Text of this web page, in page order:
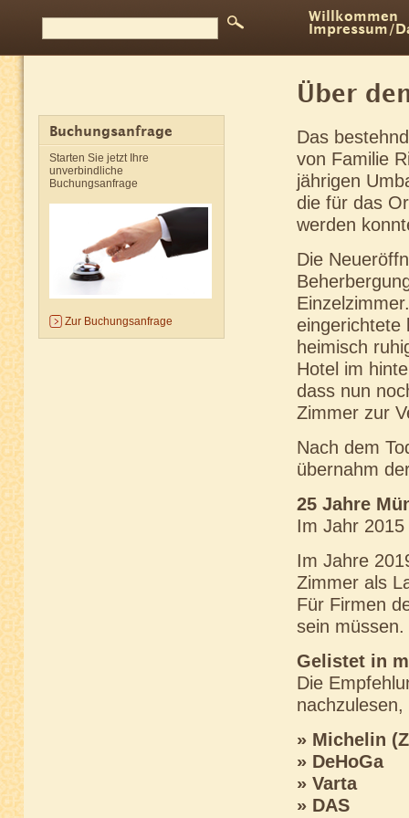
Willkommen
Impressum/
Buchungsanfrage
Starten Sie jetzt Ihre
unverbindliche
Buchungsanfrage
Zur Buchungsanfrage
Über
Das
von Familie
jährigen
die für das
werden
Die
eingerichtete
heimisch
Hotel im
dass nun
Zimmer zur
Nach dem
übernahm
25 Jahre
Im Jahr
Im Jahre
Zimmer als
Für Firmen
sein müssen.
Gelistet in
Die
» Michelin (
» DeHoGa
» Varta
» DAS